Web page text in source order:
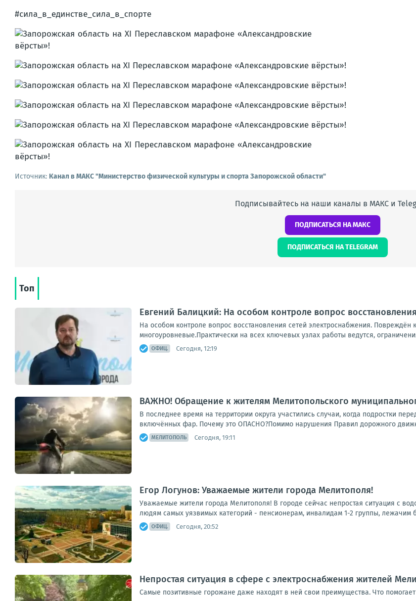
#сила_в_единстве_сила_в_спорте
Источник: Канал в МАКС "Министерство физической культуры и спорта Запорожской области"
Подписывайтесь на наши каналы в МАКС и
ПОДПИСАТЬСЯ НА МАКС
ПОДПИСАТЬСЯ НА TELEGRAM
Топ
Евгений Балицкий: На особом контроле вопрос
На особом контроле вопрос восстановления сетей электроснабжения.
многоуровневые.Практически на всех ключевых узлах работы ведутся,
ОФИЦ. Сегодня, 12:19
ВАЖНО! Обращение к жителям Мелитопольского
В последнее время на территории округа участились случаи, когда подростки
включённых фар. Почему это ОПАСНО?Помимо нарушения Правил дорожного
МЕЛИТОПОЛЬ Сегодня, 19:11
Егор Логунов: Уважаемые жители города Мелитополя!
Уважаемые жители города Мелитополя! В городе сейчас непростая ситуация с
людям самых уязвимых категорий - пенсионерам, инвалидам 1-2 группы, лежачим
ОФИЦ. Сегодня, 20:52
Непростая ситуация в сфере с электроснабжения жителей
Самые позитивные горожане даже находят в ней свои преимущества. Что